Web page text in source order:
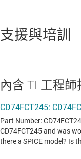
支援與培訓
內含 TI 工程